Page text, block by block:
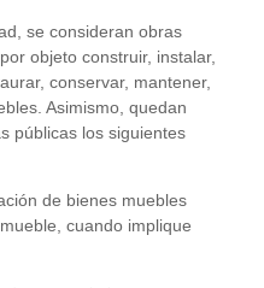
se consideran obras
objeto construir, instalar,
conservar, mantener,
Asimismo, quedan
públicas los siguientes
de bienes muebles
cuando implique